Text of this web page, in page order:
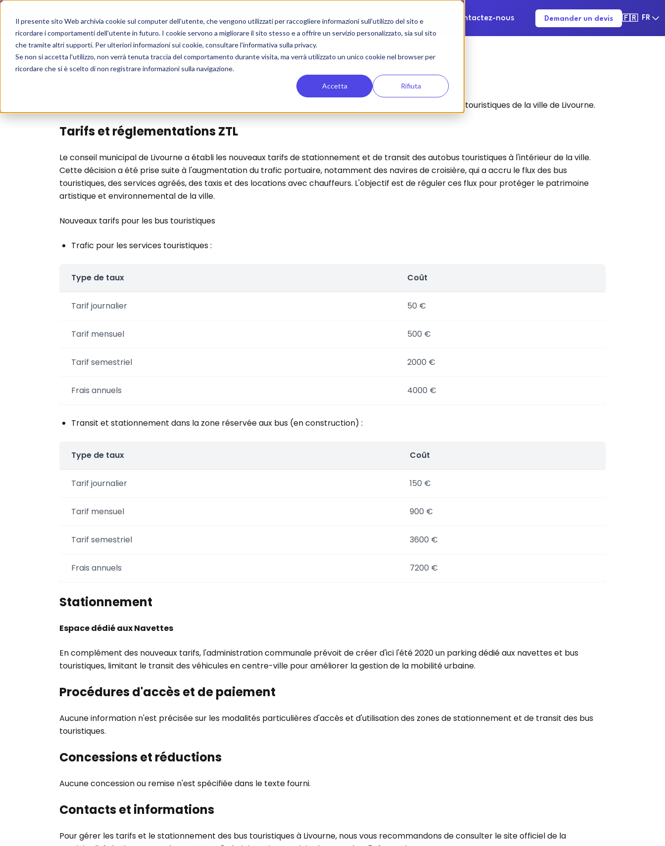
Il presente sito Web archivia cookie sul computer dell'utente, che vengono utilizzati per raccogliere informazioni sull'utilizzo del sito e
ricordare i comportamenti dell'utente in futuro. I cookie servono a migliorare il sito stesso e a offrire un servizio personalizzato, sia sul sito
che tramite altri supporti. Per ulteriori informazioni sui cookie, consultare l'informativa sulla privacy.
Se non si accetta l'utilizzo, non verrà tenuta traccia del comportamento durante visita, ma verrà utilizzato un unico cookie nel browser per
ricordare che si è scelto di non registrare informazioni sulla navigazione.
Accetta Rifiuta
Accueil Pour les Groupes de Voyageurs Pour les compagnies de bus Contactez-nous Demander un devis 🇫🇷 FR
ZTL /
Livourne
Vous trouverez ci-dessous des informations exclusivement sur les tarifs ZTL et le stationnement des bus touristiques de la ville de Livourne.
Tarifs et réglementations ZTL
Le conseil municipal de Livourne a établi les nouveaux tarifs de stationnement et de transit des autobus touristiques à l'intérieur de la ville.
Cette décision a été prise suite à l'augmentation du trafic portuaire, notamment des navires de croisière, qui a accru le flux des bus
touristiques, des services agréés, des taxis et des locations avec chauffeurs. L'objectif est de réguler ces flux pour protéger le patrimoine
artistique et environnemental de la ville.
Nouveaux tarifs pour les bus touristiques
Trafic pour les services touristiques :
Type de taux Coût
Tarif journalier 50 €
Tarif mensuel 500 €
Tarif semestriel 2000 €
Frais annuels 4000 €
Transit et stationnement dans la zone réservée aux bus (en construction) :
Type de taux Coût
Tarif journalier 150 €
Tarif mensuel 900 €
Tarif semestriel 3600 €
Frais annuels 7200 €
Stationnement
Espace dédié aux Navettes
En complément des nouveaux tarifs, l'administration communale prévoit de créer d'ici l'été 2020 un parking dédié aux navettes et bus
touristiques, limitant le transit des véhicules en centre-ville pour améliorer la gestion de la mobilité urbaine.
Procédures d'accès et de paiement
Aucune information n'est précisée sur les modalités particulières d'accès et d'utilisation des zones de stationnement et de transit des bus
touristiques.
Concessions et réductions
Aucune concession ou remise n'est spécifiée dans le texte fourni.
Contacts et informations
Pour gérer les tarifs et le stationnement des bus touristiques à Livourne, nous vous recommandons de consulter le site officiel de la